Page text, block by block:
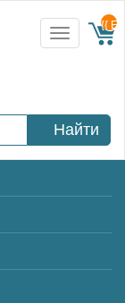
Toggle
navigation
{{
Найти